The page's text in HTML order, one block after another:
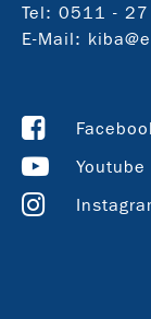
Tel: 0511 -
E-Mail:
Youtube